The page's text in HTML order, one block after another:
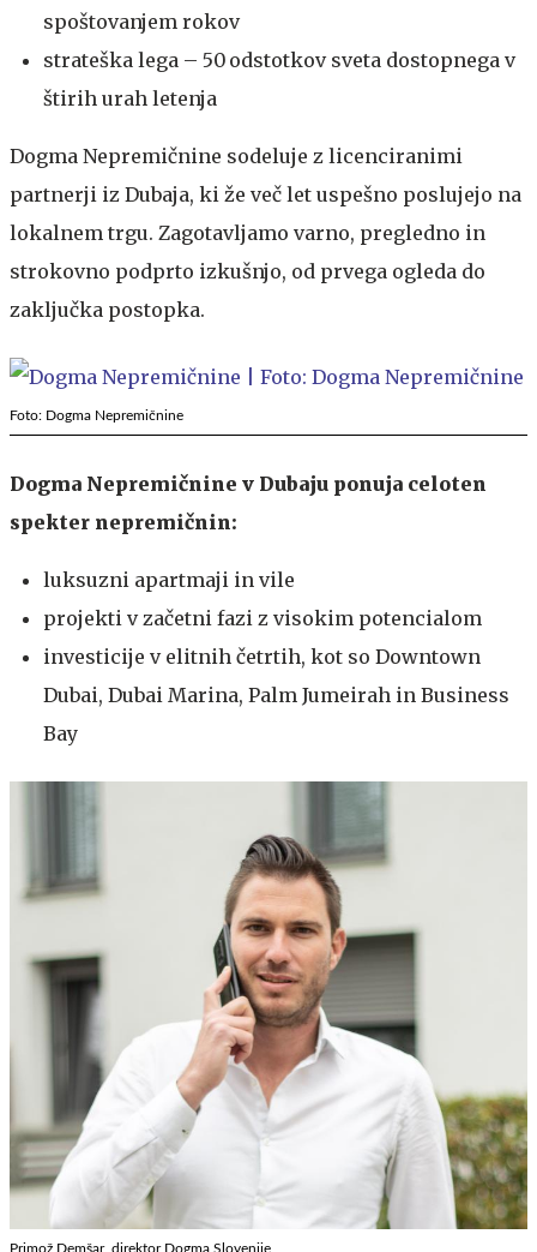
spoštovanjem rokov
strateška lega – 50 odstotkov sveta dostopnega v
štirih urah letenja
Dogma Nepremičnine sodeluje z licenciranimi
partnerji iz Dubaja, ki že več let uspešno poslujejo na
lokalnem trgu. Zagotavljamo varno, pregledno in
strokovno podprto izkušnjo, od prvega ogleda do
zaključka postopka.
Foto: Dogma Nepremičnine
Dogma Nepremičnine v Dubaju ponuja celoten
spekter nepremičnin:
luksuzni apartmaji in vile
projekti v začetni fazi z visokim potencialom
investicije v elitnih četrtih, kot so Downtown
Dubai, Dubai Marina, Palm Jumeirah in Business
Bay
Primož Demšar, direktor Dogma Slovenije